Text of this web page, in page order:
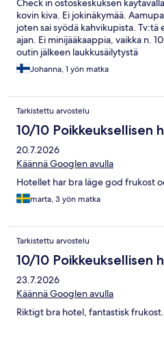
Check in ostoskeskuksen
kovin kiva. Ei jokinäkymää.
joten sai syödä kahvikupista. Tv:tä
ajan. Ei minijääkaappia, vaikka n.
outin jälkeen laukkusäilytystä
Johanna, 1 yön matka
Tarkistettu arvostelu
10/10 Poikkeuksellisen
20.7.2026
Käännä Googlen avulla
Hotellet har bra läge god frukost
marta, 3 yön matka
Tarkistettu arvostelu
10/10 Poikkeuksellisen
23.7.2026
Käännä Googlen avulla
Riktigt bra hotel, fantastisk